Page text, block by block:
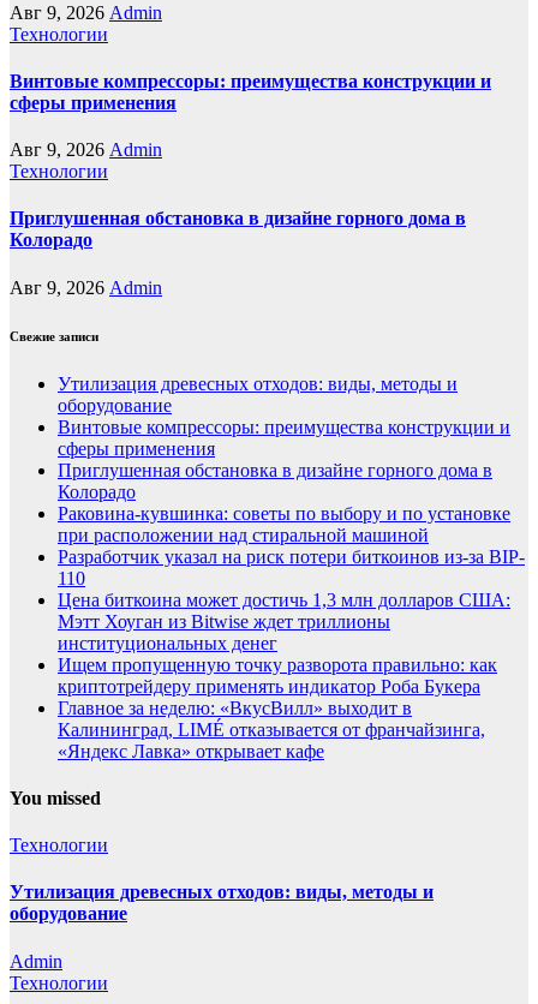
Авг 9, 2026 Admin
Технологии
Винтовые компрессоры: преимущества конструкции и
сферы применения
Авг 9, 2026 Admin
Технологии
Приглушенная обстановка в дизайне горного дома в
Колорадо
Авг 9, 2026 Admin
Свежие записи
Утилизация древесных отходов: виды, методы и
оборудование
Винтовые компрессоры: преимущества конструкции и
сферы применения
Приглушенная обстановка в дизайне горного дома в
Колорадо
Раковина-кувшинка: советы по выбору и по установке
при расположении над стиральной машиной
Разработчик указал на риск потери биткоинов из-за BIP-
110
Цена биткоина может достичь 1,3 млн долларов США:
Мэтт Хоуган из Bitwise ждет триллионы
институциональных денег
Ищем пропущенную точку разворота правильно: как
криптотрейдеру применять индикатор Роба Букера
Главное за неделю: «ВкусВилл» выходит в
Калининград, LIMÉ отказывается от франчайзинга,
«Яндекс Лавка» открывает кафе
You missed
Технологии
Утилизация древесных отходов: виды, методы и
оборудование
Admin
Технологии